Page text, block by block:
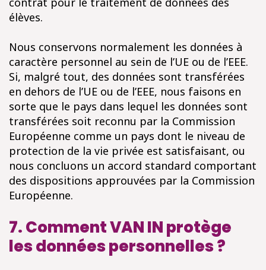
élèves.
Nous conservons normalement les données à
caractère personnel au sein de l’UE ou de l’EEE.
Si, malgré tout, des données sont transférées
en dehors de l’UE ou de l’EEE, nous faisons en
sorte que le pays dans lequel les données sont
transférées soit reconnu par la Commission
Européenne comme un pays dont le niveau de
protection de la vie privée est satisfaisant, ou
nous concluons un accord standard comportant
des dispositions approuvées par la Commission
Européenne.
7. Comment VAN IN protège
les données personnelles ?